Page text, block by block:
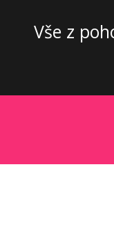
Vše z